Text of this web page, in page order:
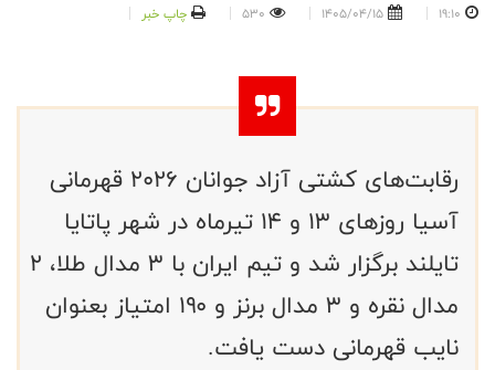
19:10
1405/04/15
530 چاپ خبر
رقابت‌های کشتی آزاد جوانان ۲۰۲۶ قهرمانی
آسیا روزهای ۱۳ و ۱۴ تیرماه در شهر پاتایا
تایلند برگزار شد و تیم ایران با ۳ مدال طلا، ۲
مدال نقره و ۳ مدال برنز و ۱۹۰ امتیاز بعنوان
نایب قهرمانی دست یافت.